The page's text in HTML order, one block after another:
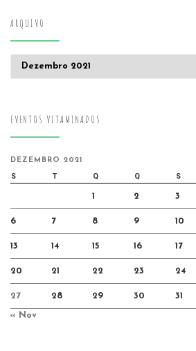
ARQUIVO
EVENTOS VITAMINADOS
DEZEMBRO 2021
S T Q Q S
1 2 3
6 7 8 9 10
13 14 15 16 17
20 21 22 23 24
27 28 29 30 31
« Nov